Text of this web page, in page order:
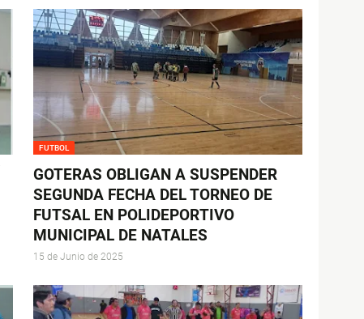
FUTBOL
GOTERAS OBLIGAN A SUSPENDER
SEGUNDA FECHA DEL TORNEO DE
FUTSAL EN POLIDEPORTIVO
MUNICIPAL DE NATALES
15 de Junio de 2025